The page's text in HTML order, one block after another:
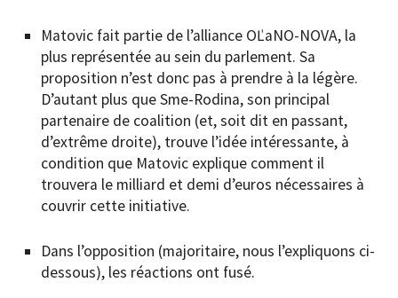
Matovic fait partie de l’alliance OĽaNO-NOVA, la
plus représentée au sein du parlement. Sa
proposition n’est donc pas à prendre à la légère.
D’autant plus que Sme-Rodina, son principal
partenaire de coalition (et, soit dit en passant,
d’extrême droite), trouve l’idée intéressante, à
condition que Matovic explique comment il
trouvera le milliard et demi d’euros nécessaires à
couvrir cette initiative.
Dans l’opposition (majoritaire, nous l’expliquons ci-
dessous), les réactions ont fusé.